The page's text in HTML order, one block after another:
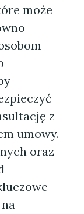
może
z
umowy.
oraz